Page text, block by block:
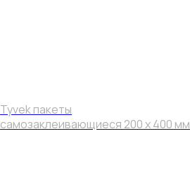
Tyvek пакеты
самозаклеивающиеся 200 x 400 мм